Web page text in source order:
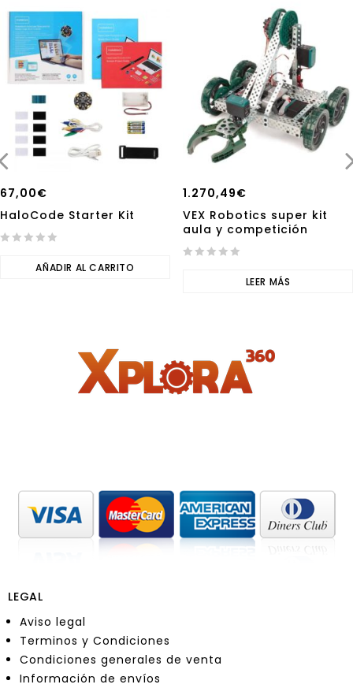
67,00€
HaloCode Starter Kit
AÑADIR AL CARRITO
1.270,49€
VEX Robotics super kit
aula y competición
LEER MÁS
LEGAL
Aviso legal
Terminos y Condiciones
Condiciones generales de venta
Información de envíos